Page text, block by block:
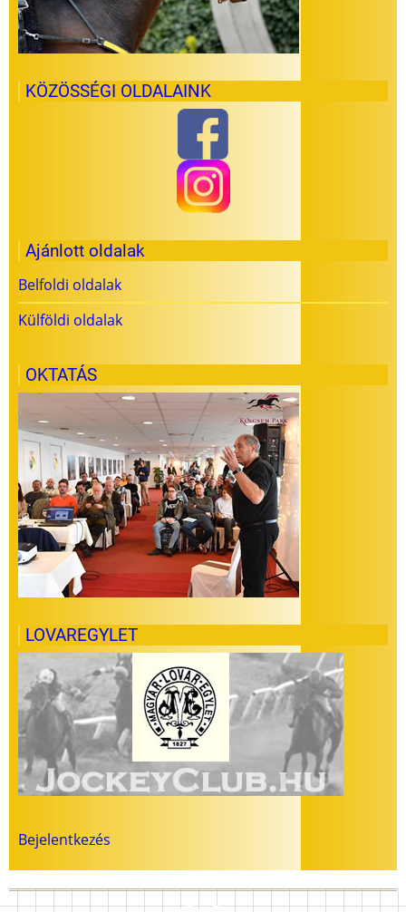
KÖZÖSSÉGI OLDALAINK
Ajánlott oldalak
Belfoldi oldalak
Külföldi oldalak
OKTATÁS
LOVAREGYLET
Felhasználói
fiók
menüje
Bejelentkezés